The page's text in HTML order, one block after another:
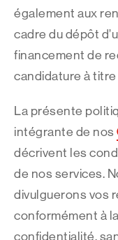
également aux
cadre du dépôt
financement de
candidature à
La présente
intégrante de nos
décrivent les
de nos services.
divulguerons vos
conformément à
confidentialité,